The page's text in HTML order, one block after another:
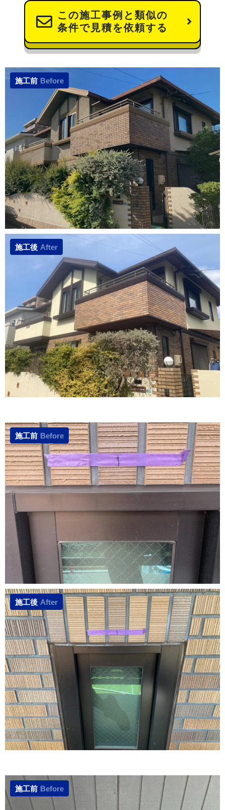
この施工事例と類似の
条件で見積を依頼する
施工前 Before
施工後 After
施工前 Before
施工後 After
施工前 Before